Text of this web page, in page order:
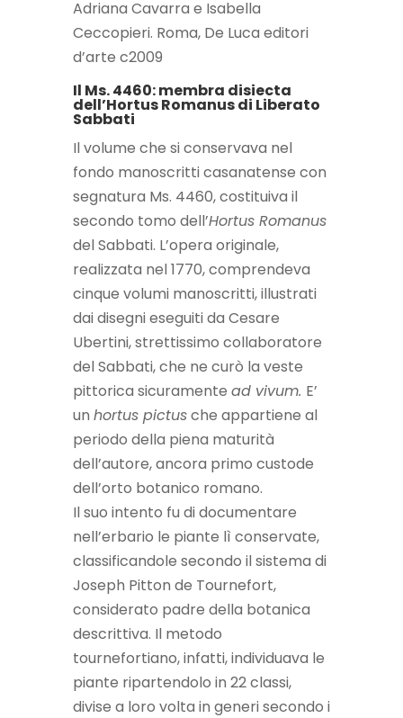
Adriana Cavarra e Isabella
Ceccopieri. Roma, De Luca editori
d’arte c2009
Il Ms. 4460: membra disiecta
dell’Hortus Romanus di Liberato
Sabbati
Il volume che si conservava nel
fondo manoscritti casanatense con
segnatura Ms. 4460, costituiva il
secondo tomo dell’Hortus Romanus
del Sabbati. L’opera originale,
realizzata nel 1770, comprendeva
cinque volumi manoscritti, illustrati
dai disegni eseguiti da Cesare
Ubertini, strettissimo collaboratore
del Sabbati, che ne curò la veste
pittorica sicuramente ad vivum. E’
un hortus pictusche appartiene al
periodo della piena maturità
dell’autore, ancora primo custode
dell’orto botanico romano.
Il suo intento fu di documentare
nell’erbario le piante lì conservate,
classificandole secondo il sistema di
Joseph Pitton de Tournefort,
considerato padre della botanica
descrittiva. Il metodo
tournefortiano, infatti, individuava le
piante ripartendolo in 22 classi,
divise a loro volta in generi secondo i